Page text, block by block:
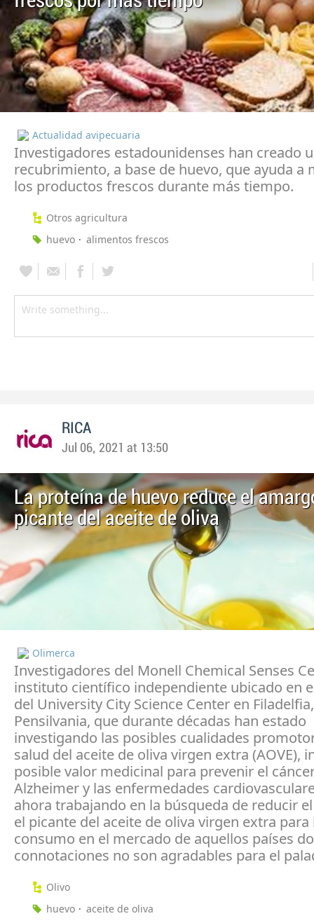
Actualidad avipecuaria
Investigadores estadounidenses han creado
recubrimiento, a base de huevo, que ayuda a
los productos frescos durante más tiempo.
Otros agricultura
huevo
alimentos frescos
RICA
Jul 06, 2021 at 13:50
La proteína de huevo reduce el
picante del aceite de oliva
Olimerca
Investigadores del Monell Chemical Senses
instituto científico independiente ubicado en
del University City Science Center en Filadelfia,
Pensilvania, que durante décadas han estado
investigando las posibles cualidades
salud del aceite de oliva virgen extra (AOVE),
posible valor medicinal para prevenir el
Alzheimer y las enfermedades
ahora trabajando en la búsqueda de reducir
el picante del aceite de oliva virgen extra
consumo en el mercado de aquellos países
connotaciones no son agradables para el
Olivo
huevo
aceite de oliva